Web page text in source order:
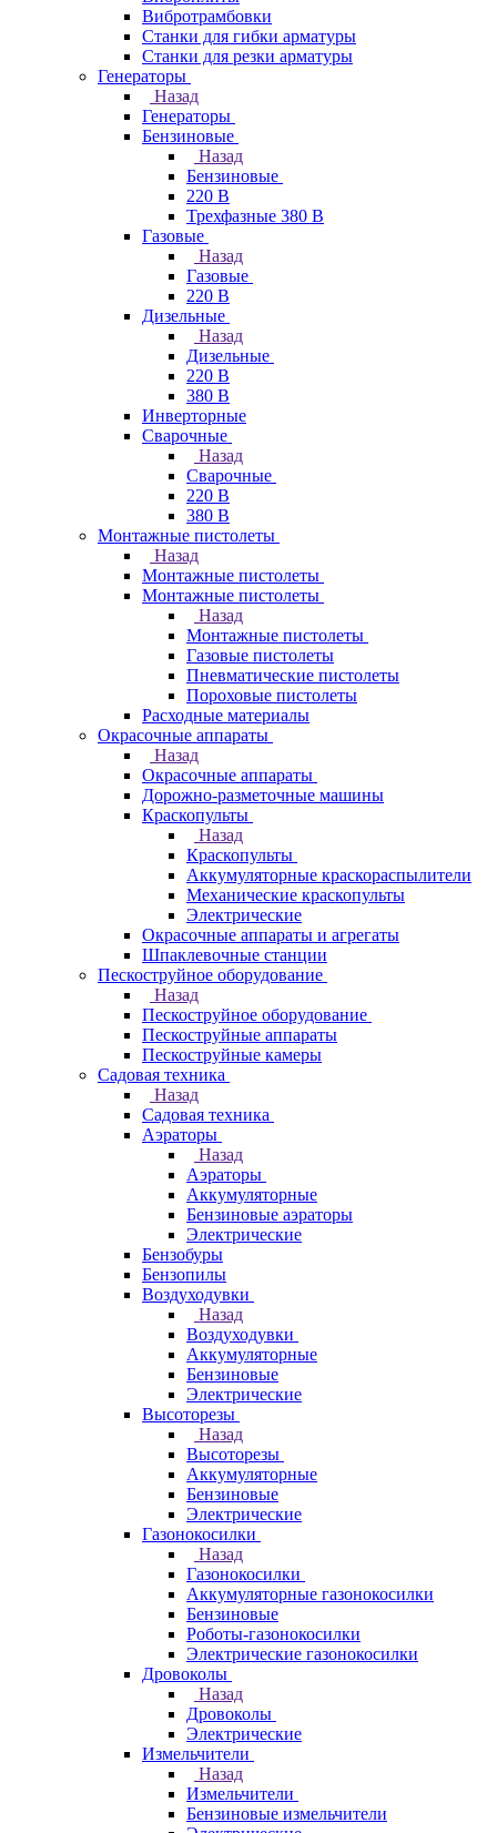
Вибротрамбовки
Станки для гибки арматуры
Станки для резки арматуры
Генераторы
Назад
Генераторы
Бензиновые
Назад
Бензиновые
220 В
Трехфазные 380 В
Газовые
Назад
Газовые
220 В
Дизельные
Назад
Дизельные
220 В
380 В
Инверторные
Сварочные
Назад
Сварочные
220 В
380 В
Монтажные пистолеты
Назад
Монтажные пистолеты
Монтажные пистолеты
Назад
Монтажные пистолеты
Газовые пистолеты
Пневматические пистолеты
Пороховые пистолеты
Расходные материалы
Окрасочные аппараты
Назад
Окрасочные аппараты
Дорожно-разметочные машины
Краскопульты
Назад
Краскопульты
Аккумуляторные краскораспылители
Механические краскопульты
Электрические
Окрасочные аппараты и агрегаты
Шпаклевочные станции
Пескоструйное оборудование
Назад
Пескоструйное оборудование
Пескоструйные аппараты
Пескоструйные камеры
Садовая техника
Назад
Садовая техника
Аэраторы
Назад
Аэраторы
Аккумуляторные
Бензиновые аэраторы
Электрические
Бензобуры
Бензопилы
Воздуходувки
Назад
Воздуходувки
Аккумуляторные
Бензиновые
Электрические
Высоторезы
Назад
Высоторезы
Аккумуляторные
Бензиновые
Электрические
Газонокосилки
Назад
Газонокосилки
Аккумуляторные газонокосилки
Бензиновые
Роботы-газонокосилки
Электрические газонокосилки
Дровоколы
Назад
Дровоколы
Электрические
Измельчители
Назад
Измельчители
Бензиновые измельчители